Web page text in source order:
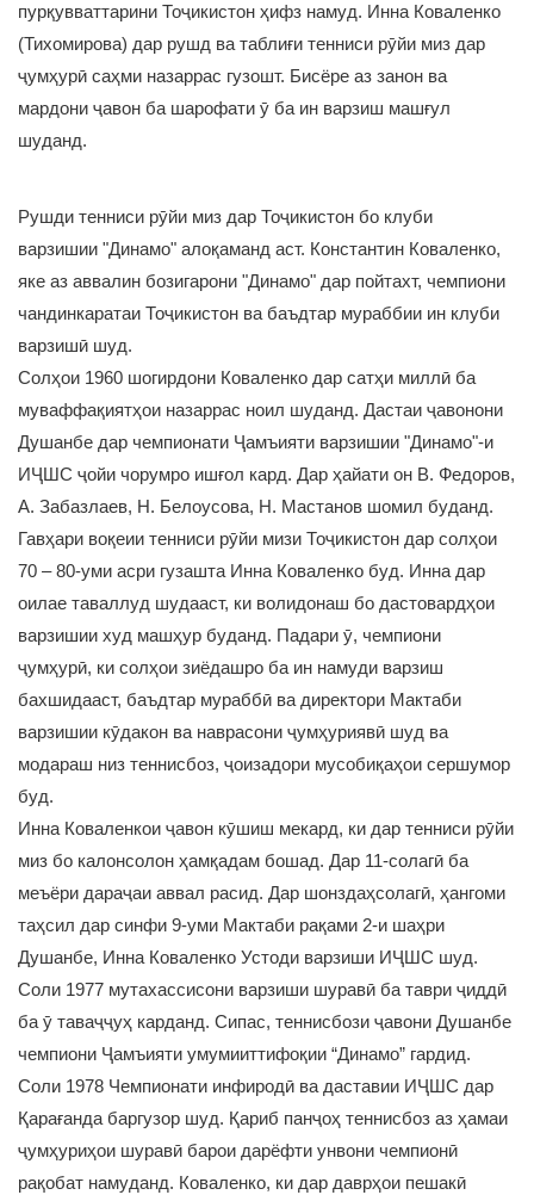
пурқувваттарини Тоҷикистон ҳифз намуд. Инна Коваленко
(Тихомирова) дар рушд ва таблиғи тенниси рӯйи миз дар
ҷумҳурӣ саҳми назаррас гузошт. Бисёре аз занон ва
мардони ҷавон ба шарофати ӯ ба ин варзиш машғул
шуданд.
Рушди тенниси рӯйи миз дар Тоҷикистон бо клуби
варзишии "Динамо" алоқаманд аст. Константин Коваленко,
яке аз аввалин бозигарони "Динамо" дар пойтахт, чемпиони
чандинкаратаи Тоҷикистон ва баъдтар мураббии ин клуби
варзишӣ шуд.
Солҳои 1960 шогирдони Коваленко дар сатҳи миллӣ ба
муваффақиятҳои назаррас ноил шуданд. Дастаи ҷавонони
Душанбе дар чемпионати Ҷамъияти варзишии "Динамо"-и
ИҶШС ҷойи чорумро ишғол кард. Дар ҳайати он В. Федоров,
А. Забазлаев, Н. Белоусова, Н. Мастанов шомил буданд.
Гавҳари воқеии тенниси рӯйи мизи Тоҷикистон дар солҳои
70 – 80-уми асри гузашта Инна Коваленко буд. Инна дар
оилае таваллуд шудааст, ки волидонаш бо дастовардҳои
варзишии худ машҳур буданд. Падари ӯ, чемпиони
ҷумҳурӣ, ки солҳои зиёдашро ба ин намуди варзиш
бахшидааст, баъдтар мураббӣ ва директори Мактаби
варзишии кӯдакон ва наврасони ҷумҳуриявӣ шуд ва
модараш низ теннисбоз, ҷоизадори мусобиқаҳои сершумор
буд.
Инна Коваленкои ҷавон кӯшиш мекард, ки дар тенниси рӯйи
миз бо калонсолон ҳамқадам бошад. Дар 11-солагӣ ба
меъёри дараҷаи аввал расид. Дар шонздаҳсолагӣ, ҳангоми
таҳсил дар синфи 9-уми Мактаби рақами 2-и шаҳри
Душанбе, Инна Коваленко Устоди варзиши ИҶШС шуд.
Соли 1977 мутахассисони варзиши шуравӣ ба таври ҷиддӣ
ба ӯ таваҷҷуҳ карданд. Сипас, теннисбози ҷавони Душанбе
чемпиони Ҷамъияти умумииттифоқии “Динамо” гардид.
Соли 1978 Чемпионати инфиродӣ ва даставии ИҶШС дар
Қарағанда баргузор шуд. Қариб панҷоҳ теннисбоз аз ҳамаи
ҷумҳуриҳои шуравӣ барои дарёфти унвони чемпионӣ
рақобат намуданд. Коваленко, ки дар даврҳои пешакӣ